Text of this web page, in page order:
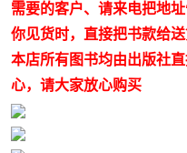
需要的客户、请来电把地
你见货时，直接把书款给
本店所有图书均由出版社
心，请大家放心购买